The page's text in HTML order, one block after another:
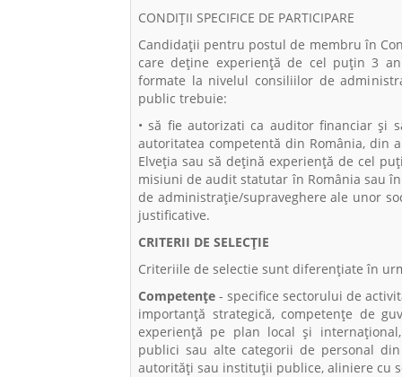
CONDIȚII SPECIFICE DE PARTICIPARE
Candidații pentru postul de membru în
care deține experiență de cel puțin 3
formate la nivelul consiliilor de
public trebuie:
• să fie autorizati ca auditor financiar și
autoritatea competentă din România, din
Elveția sau să dețină experiență de cel
misiuni de audit statutar în România sau
de administrație/supraveghere ale unor
justificative.
CRITERII DE SELECȚIE
Criteriile de selectie sunt diferențiate în
Competențe - specifice sectorului de
importanță strategică, competențe de
experiență pe plan local și
publici sau alte categorii de personal
autorități sau instituții publice, aliniere cu